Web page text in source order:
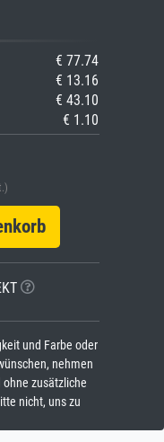
€ 77.74
€ 13.16
€ 43.10
€ 1.10
und Farbe oder
nehmen
zusätzliche
nicht, uns zu